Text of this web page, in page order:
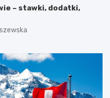
– stawki, dodatki,